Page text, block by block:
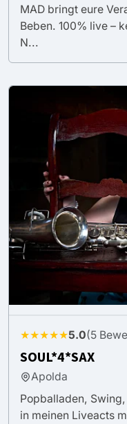
MAD bringt eure
Beben. 100% live –
N...
★★★★★5.0(5
SOUL*4*SAX
Apolda
Popballaden,
in meinen Liveacts